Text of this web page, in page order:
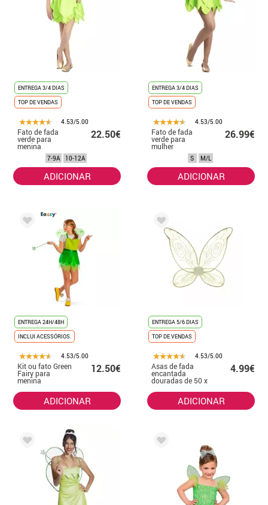
ENTREGA 3/4 DIAS
TOP DE VENDAS
4.53/5.00
Fato de fada
verde para
menina
22.50€
7-9A 10-12A
ADICIONAR
ENTREGA 3/4 DIAS
TOP DE VENDAS
4.53/5.00
Fato de fada
verde para
mulher
26.99€
S M/L
ADICIONAR
ENTREGA 24H/48H
INCLUI ACESSÓRIOS.
4.53/5.00
Kit ou fato Green
Fairy para
menina
12.50€
ADICIONAR
ENTREGA 5/6 DIAS
TOP DE VENDAS
4.53/5.00
Asas de fada
encantada
douradas de 50 x
4.99€
ADICIONAR